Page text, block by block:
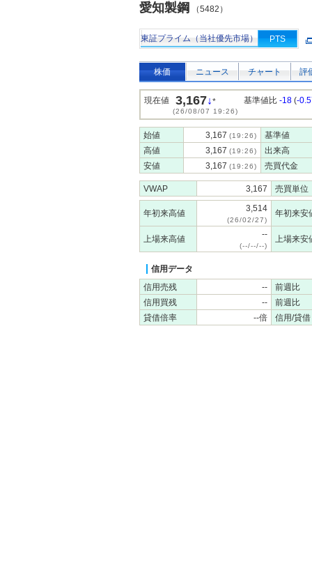
愛知製鋼 （5482）
東証プライム（当社優先市場） PTS
株価 ニュース チャート 評
現在値 3,167↓*
(26/08/07 19:26)
基準値比 -18 (-
始値 3,167 (19:26)
基準値
高値
3,167 (19:26)
出来高
安値
3,167 (19:26) 売買代金
VWAP 3,167 売買単位
年初来高値 3,514
(26/02/27)
年初来安
上場来高値 --
(--/--/--)
上場来安
信用データ
信用売残
--
前週比
信用買残
--
前週比
貸借倍率
--倍 信用/貸借